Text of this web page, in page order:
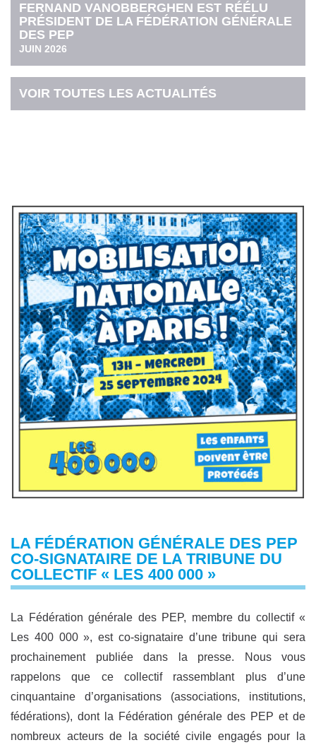
FERNAND VANOBBERGHEN EST RÉÉLU
PRÉSIDENT DE LA FÉDÉRATION GÉNÉRALE
DES PEP
JUIN 2026
VOIR TOUTES LES ACTUALITÉS
LA FÉDÉRATION GÉNÉRALE DES PEP
CO-SIGNATAIRE DE LA TRIBUNE DU
COLLECTIF « LES 400 000 »
La Fédération générale des PEP, membre du collectif «
Les 400 000 », est co-signataire d’une tribune qui sera
prochainement publiée dans la presse. Nous vous
rappelons que ce collectif rassemblant plus d’une
cinquantaine d’organisations (associations, institutions,
fédérations), dont la Fédération générale des PEP et de
nombreux acteurs de la société civile engagés pour la